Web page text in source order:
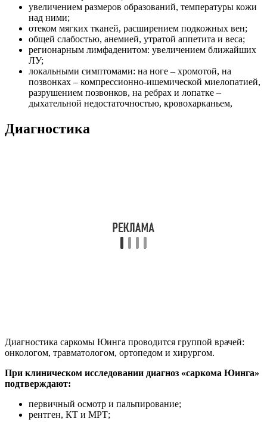
увеличением размеров образований, температуры кожи
над ними;
отеком мягких тканей, расширением подкожных вен;
общей слабостью, анемией, утратой аппетита и веса;
регионарным лимфаденитом: увеличением ближайших
ЛУ;
локальными симптомами: на ноге – хромотой, на
позвонках – компрессионно-ишемической миелопатией,
разрушением позвонков, на ребрах и лопатке –
дыхательной недостаточностью, кровохарканьем,
Диагностика
позитронно-эмиссионная томография (ПЭТ);
КТ/МРТ проводят для уточнения локализации и размеров
оценки состояния костномозгового канала и обнаружения
метастазов. Определяют связь онкоузла с нервно-сосудистым
метастазы опухоли.